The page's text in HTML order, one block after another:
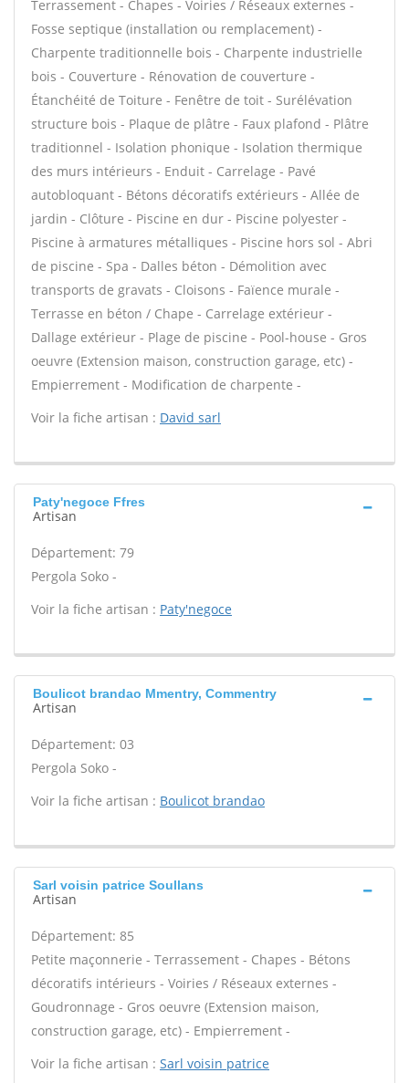
Terrassement - Chapes - Voiries / Réseaux externes -
Fosse septique (installation ou remplacement) -
Charpente traditionnelle bois - Charpente industrielle
bois - Couverture - Rénovation de couverture -
Étanchéité de Toiture - Fenêtre de toit - Surélévation
structure bois - Plaque de plâtre - Faux plafond - Plâtre
traditionnel - Isolation phonique - Isolation thermique
des murs intérieurs - Enduit - Carrelage - Pavé
autobloquant - Bétons décoratifs extérieurs - Allée de
jardin - Clôture - Piscine en dur - Piscine polyester -
Piscine à armatures métalliques - Piscine hors sol - Abri
de piscine - Spa - Dalles béton - Démolition avec
transports de gravats - Cloisons - Faïence murale -
Terrasse en béton / Chape - Carrelage extérieur -
Dallage extérieur - Plage de piscine - Pool-house - Gros
oeuvre (Extension maison, construction garage, etc) -
Empierrement - Modification de charpente -
Voir la fiche artisan : David sarl
Paty'negoce Ffres
Artisan
Département: 79
Pergola Soko -
Voir la fiche artisan : Paty'negoce
Boulicot brandao Mmentry, Commentry
Artisan
Département: 03
Pergola Soko -
Voir la fiche artisan : Boulicot brandao
Sarl voisin patrice Soullans
Artisan
Département: 85
Petite maçonnerie - Terrassement - Chapes - Bétons
décoratifs intérieurs - Voiries / Réseaux externes -
Goudronnage - Gros oeuvre (Extension maison,
construction garage, etc) - Empierrement -
Voir la fiche artisan : Sarl voisin patrice